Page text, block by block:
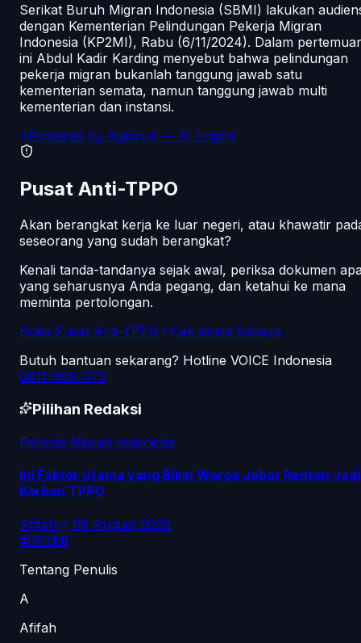
Serikat Buruh Migran Indonesia (SBMI) lakukan
dengan Kementerian Pelindungan Pekerja Migran
Indonesia (KP2MI), Rabu (6/11/2024). Dalam
ini Abdul Kadir Karding menyebut bahwa pelindungan
pekerja migran bukanlah tanggung jawab satu
kementerian semata, namun tanggung jawab multi
kementerian dan instansi.
Powered by Ajakin.id — AI Engine
Pusat Anti-TPPO
Akan berangkat kerja ke luar negeri, atau khawatir
seseorang yang sudah berangkat?
Kenali tanda-tandanya sejak awal, periksa dokumen
yang seharusnya Anda pegang, dan ketahui ke mana
meminta pertolongan.
Buka Pusat Anti-TPPO
Cek tanda bahaya
Butuh bantuan sekarang? Hotline VOICE Indonesia
0811-809-073
Pilihan Redaksi
Pekerja Migran Indonesia
Ini Faktor Utama yang Bikin Warga Jabar Rentan Jadi
Korban TPPO
Afifah·
08 August 2026
#BP2MI
Tentang Penulis
A
Afifah